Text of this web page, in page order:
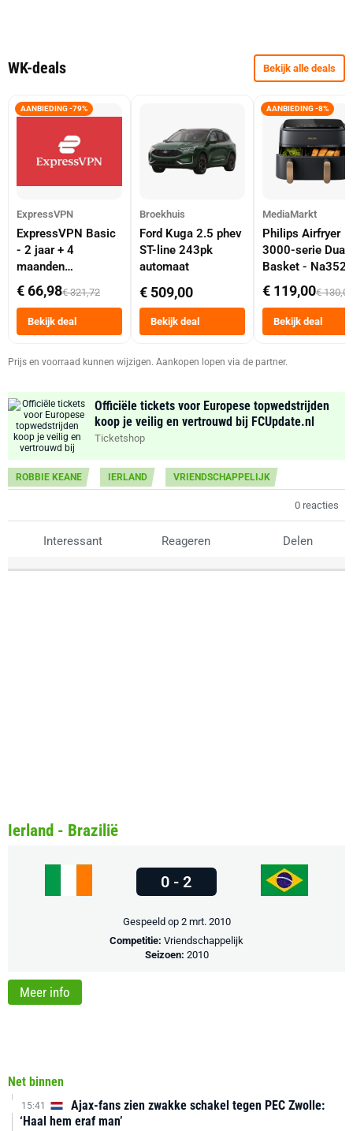
WK-deals Bekijk alle deals
AANBIEDING -79%
ExpressVPN
ExpressVPN Basic
- 2 jaar + 4
maanden
abonnement
€ 66,98€ 321,72
Bekijk deal
Broekhuis
Ford Kuga 2.5 phev
ST-line 243pk
automaat
€ 509,00
Bekijk deal
AANBIEDING -8%
MediaMarkt
Philips Airfryer
3000-serie Dual
Basket -
Dubbele Mand 9
Tot 6 Personen
Heteluchtfriteuse
Zwart
€ 119,00€ 130,00
Bekijk deal
Prijs en voorraad kunnen wijzigen. Aankopen lopen via de partner.
Officiële tickets voor Europese topwedstrijden
koop je veilig en vertrouwd bij FCUpdate.nl
Ticketshop
ROBBIE KEANE IERLAND VRIENDSCHAPPELIJK
0 reacties
Interessant Reageren Delen
Net binnen
15:41
Ajax-fans zien zwakke schakel tegen PEC Zwolle:
‘Haal hem eraf man’
Ierland - Brazilië
0 - 2
Gespeeld op 2 mrt. 2010
Competitie: Vriendschappelijk
Seizoen: 2010
Meer info